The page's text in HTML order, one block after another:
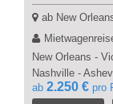
ab New
New Orleans -
Nashville -
ab 2.250 € pro